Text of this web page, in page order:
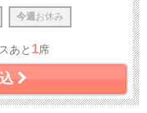
今週 お休み
あと 1席